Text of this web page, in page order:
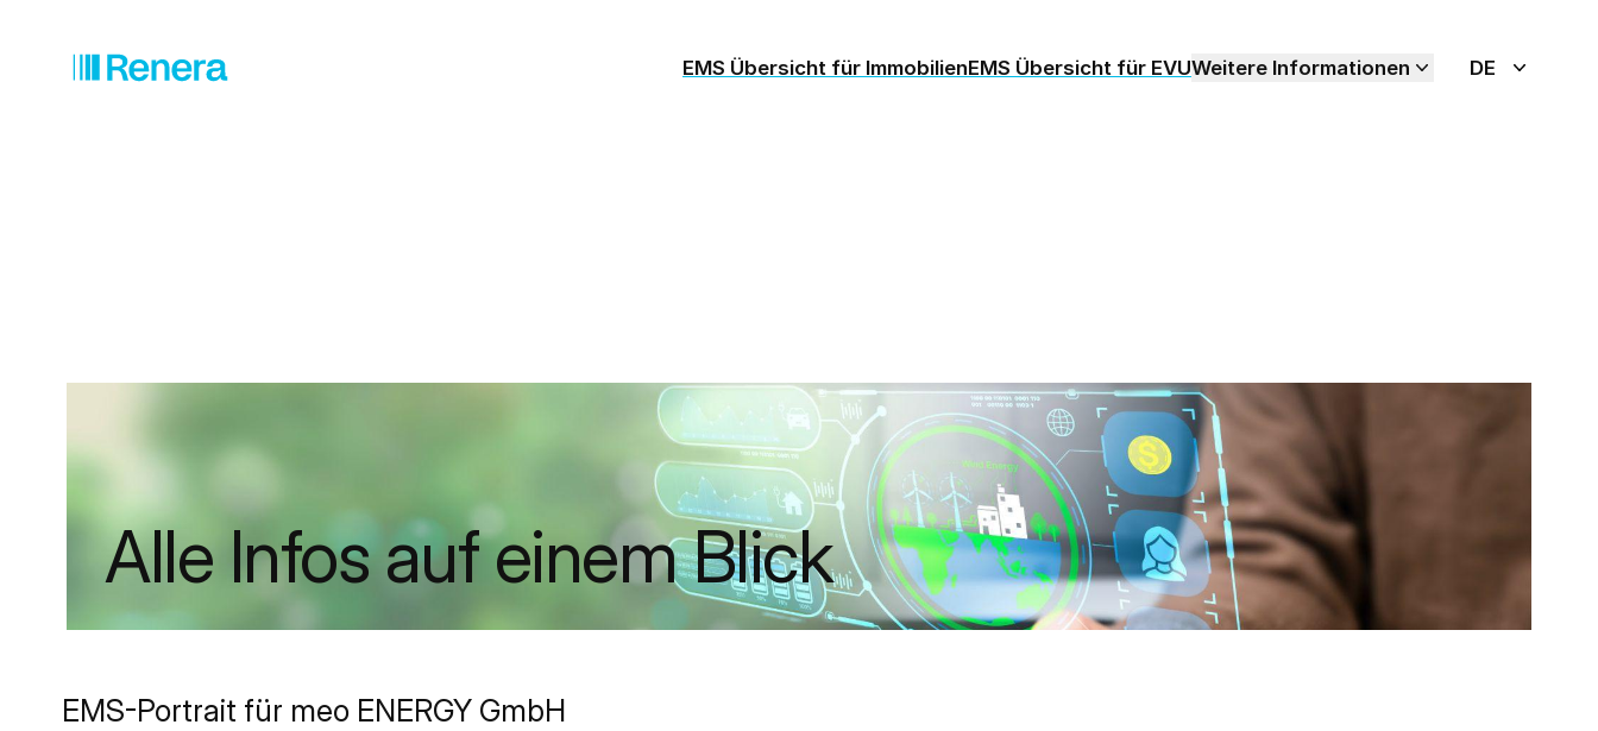
EMS Übersicht für ImmobilienEMS Übersicht für EVUWeitere Informationen
Alle Infos auf einem Blick
EMS-Portrait für meo ENERGY GmbH